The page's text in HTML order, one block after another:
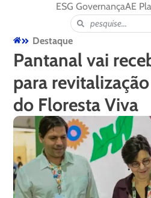
ESG GovernançaAE
Destaque
Pantanal vai
para
do Floresta Viva